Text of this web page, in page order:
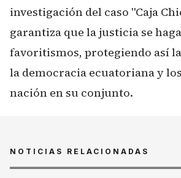
investigación del caso "Caja
garantiza que la justicia se
favoritismos, protegiendo así
la democracia ecuatoriana y
nación en su conjunto.
NOTICIAS RELACIONADAS